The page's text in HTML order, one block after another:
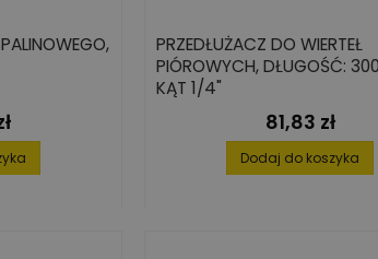
PRZEDŁUŻACZ DO WIERTEŁ
PIÓROWYCH, DŁUGOŚĆ:
KĄT 1/4"
Cena
81,83 zł
Dodaj do koszyka